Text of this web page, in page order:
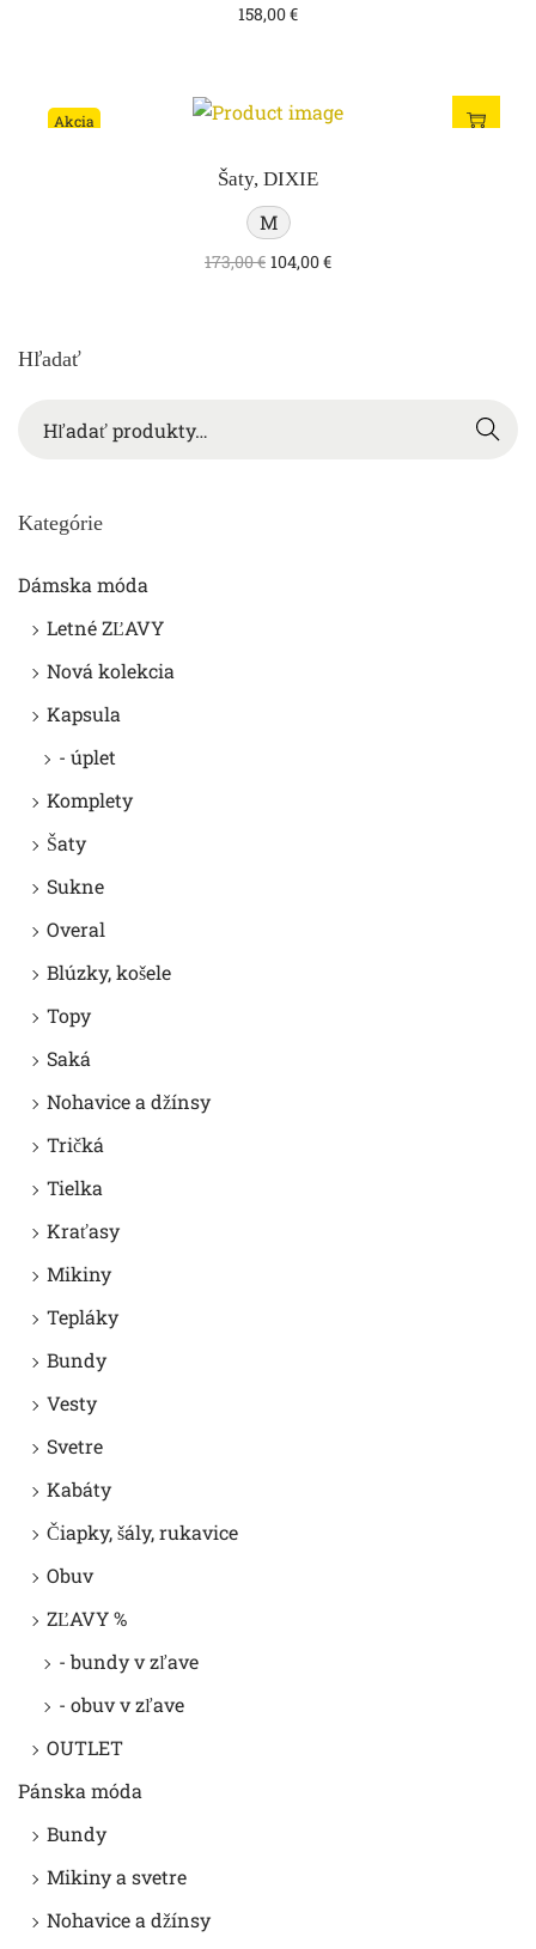
158,00€
Akcia
Šaty, DIXIE
M
173,00€ 104,00€
Hľadať
Hľada
Kategórie
Dámska móda
Letné ZĽAVY
Nová kolekcia
Kapsula
- úplet
Komplety
Šaty
Sukne
Overal
Blúzky, košele
Topy
Saká
Nohavice a džínsy
Tričká
Tielka
Kraťasy
Mikiny
Tepláky
Bundy
Vesty
Svetre
Kabáty
Čiapky, šály, rukavice
Obuv
ZĽAVY %
- bundy v zľave
- obuv v zľave
OUTLET
Pánska móda
Bundy
Mikiny a svetre
Nohavice a džínsy